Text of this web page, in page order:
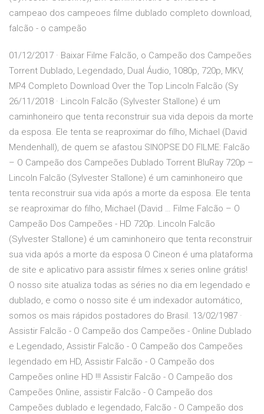
campeao dos campeoes filme dublado completo download,
falcão - o campeão
01/12/2017 · Baixar Filme Falcão, o Campeão dos Campeões
Torrent Dublado, Legendado, Dual Áudio, 1080p, 720p, MKV,
MP4 Completo Download Over the Top Lincoln Falcão (Sy
26/11/2018 · Lincoln Falcão (Sylvester Stallone) é um
caminhoneiro que tenta reconstruir sua vida depois da morte
da esposa. Ele tenta se reaproximar do filho, Michael (David
Mendenhall), de quem se afastou SINOPSE DO FILME: Falcão
– O Campeão dos Campeões Dublado Torrent BluRay 720p –
Lincoln Falcão (Sylvester Stallone) é um caminhoneiro que
tenta reconstruir sua vida após a morte da esposa. Ele tenta
se reaproximar do filho, Michael (David … Filme Falcão – O
Campeão Dos Campeões - HD 720p. Lincoln Falcão
(Sylvester Stallone) é um caminhoneiro que tenta reconstruir
sua vida após a morte da esposa O Cineon é uma plataforma
de site e aplicativo para assistir filmes x series online grátis!
O nosso site atualiza todas as séries no dia em legendado e
dublado, e como o nosso site é um indexador automático,
somos os mais rápidos postadores do Brasil. 13/02/1987 ·
Assistir Falcão - O Campeão dos Campeões - Online Dublado
e Legendado, Assistir Falcão - O Campeão dos Campeões
legendado em HD, Assistir Falcão - O Campeão dos
Campeões online HD !!! Assistir Falcão - O Campeão dos
Campeões Online, assistir Falcão - O Campeão dos
Campeões dublado e legendado, Falcão - O Campeão dos